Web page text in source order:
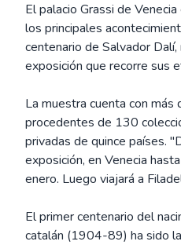
El palacio Grassi de
los principales
centenario de Salvador Dalí,
exposición que recorre sus
La muestra cuenta con más
procedentes de 130
privadas de quince países.
exposición, en Venecia
enero. Luego viajará a
El primer centenario del
catalán (1904-89) ha sido